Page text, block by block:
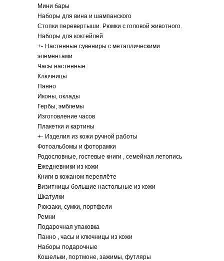
Мини бары
Наборы для вина и шампанского
Стопки перевертыши. Рюмки с головой животного.
Наборы для коктейлей
+- Настенные сувениры с металлическими
элементами
Часы настенные
Ключницы
Панно
Иконы, оклады
Гербы, эмблемы
Изготовление часов
Плакетки и картины
+- Изделия из кожи ручной работы
Фотоальбомы и фоторамки
Родословные, гостевые книги , семейная летопись
Ежедневники из кожи
Книги в кожаном переплёте
Визитницы большие настольные из кожи
Шкатулки
Рюкзаки, сумки, портфели
Ремни
Подарочная упаковка
Панно , часы и ключницы из кожи
Наборы подарочные
Кошельки, портмоне, зажимы, футляры